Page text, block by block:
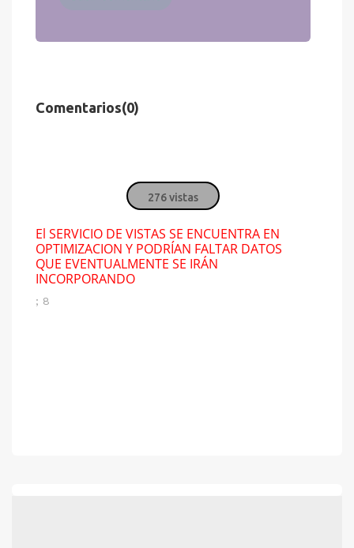
Comentarios(0)
276 vistas
El SERVICIO DE VISTAS SE ENCUENTRA EN
OPTIMIZACION Y PODRÍAN FALTAR DATOS
QUE EVENTUALMENTE SE IRÁN
INCORPORANDO
; 8